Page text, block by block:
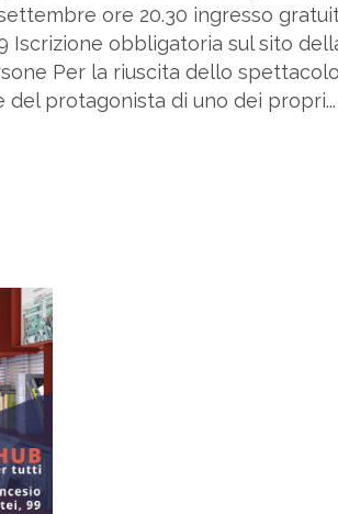
ore 20.30 ingresso
Iscrizione obbligatoria sul sito
Per la riuscita dello
protagonista di uno dei propri...